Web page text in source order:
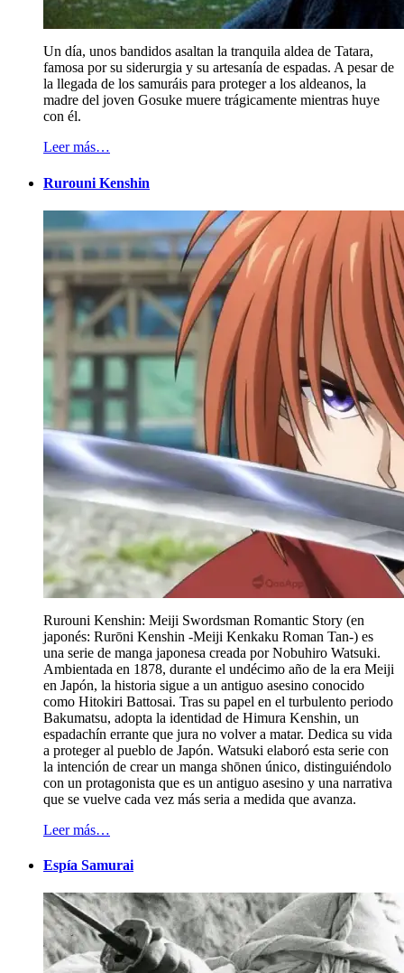
Un día, unos bandidos asaltan la tranquila aldea de Tatara,
famosa por su siderurgia y su artesanía de espadas. A pesar de
la llegada de los samuráis para proteger a los aldeanos, la
madre del joven Gosuke muere trágicamente mientras huye
con él.
Leer más…
Rurouni Kenshin
Rurouni Kenshin: Meiji Swordsman Romantic Story (en
japonés: Rurōni Kenshin -Meiji Kenkaku Roman Tan-) es
una serie de manga japonesa creada por Nobuhiro Watsuki.
Ambientada en 1878, durante el undécimo año de la era Meiji
en Japón, la historia sigue a un antiguo asesino conocido
como Hitokiri Battosai. Tras su papel en el turbulento periodo
Bakumatsu, adopta la identidad de Himura Kenshin, un
espadachín errante que jura no volver a matar. Dedica su vida
a proteger al pueblo de Japón. Watsuki elaboró esta serie con
la intención de crear un manga shōnen único, distinguiéndolo
con un protagonista que es un antiguo asesino y una narrativa
que se vuelve cada vez más seria a medida que avanza.
Leer más…
Espía Samurai